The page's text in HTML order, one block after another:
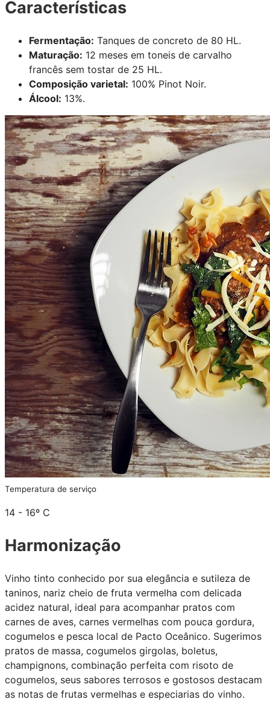
Características
Fermentação: Tanques de concreto de 80 HL.
Maturação: 12 meses em toneis de carvalho
francês sem tostar de 25 HL.
Composição varietal: 100% Pinot Noir.
Álcool: 13%.
Temperatura de serviço
14 - 16º C
Harmonização
Vinho tinto conhecido por sua elegância e sutileza de
taninos, nariz cheio de fruta vermelha com delicada
acidez natural, ideal para acompanhar pratos com
carnes de aves, carnes vermelhas com pouca gordura,
cogumelos e pesca local de Pacto Oceânico. Sugerimos
pratos de massa, cogumelos girgolas, boletus,
champignons, combinação perfeita com risoto de
cogumelos, seus sabores terrosos e gostosos destacam
as notas de frutas vermelhas e especiarias do vinho.